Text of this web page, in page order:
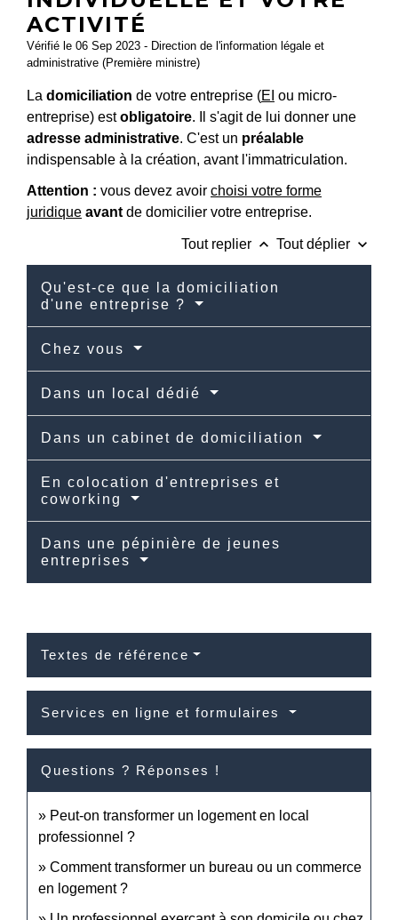
ACTIVITÉ
Vérifié le 06 Sep 2023 - Direction de l'information légale et
administrative (Première ministre)
La domiciliation de votre entreprise (EI ou micro-
entreprise) estobligatoire. Il s'agit de lui donner une
adresse administrative. C'est un préalable
indispensable à la création, avant l'immatriculation.
Attention : vous devez avoir choisi votre forme
juridique avantde domicilier votre entreprise.
Tout replier keyboard_arrow_up Tout déplier keyboard_arrow_down
Qu'est-ce que la domiciliation
d'une entreprise ?
Chez vous
Dans un local dédié
Dans un cabinet de domiciliation
En colocation d'entreprises et
coworking
Dans une pépinière de jeunes
entreprises
Textes de référence
Services en ligne et formulaires
Questions ? Réponses !
Peut-on transformer un logement en local
professionnel ?
Comment transformer un bureau ou un commerce
en logement ?